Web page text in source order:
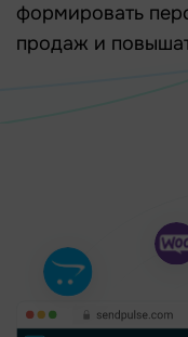
формировать
продаж и